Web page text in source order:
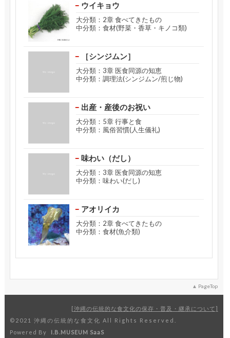
ウイキョウ
大分類：2章 食べてきたもの
中分類：食材(野菜・香草・キノコ類)
［シンジムン］
大分類：3章 医食同源の知恵
中分類：調理法(シンジムン/煎じ物)
出産・産後のお祝い
大分類：5章 行事と食
中分類：風俗習慣(人生儀礼)
味わい（だし）
大分類：3章 医食同源の知恵
中分類：味わい(だし)
アオリイカ
大分類：2章 食べてきたもの
中分類：食材(魚介類)
PageTop
沖縄の伝統的な食文化の保存・普及・継承について
©2021 沖縄の伝統的な食文化 All Rights Reserved.
Powered By
I.B.MUSEUM SaaS